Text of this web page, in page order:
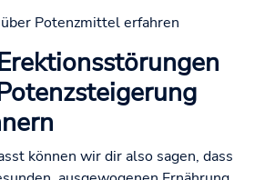
Potenzmittel erfahren
können wir dir also sagen, dass